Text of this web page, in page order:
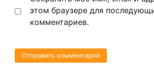
этом браузере для
комментариев.